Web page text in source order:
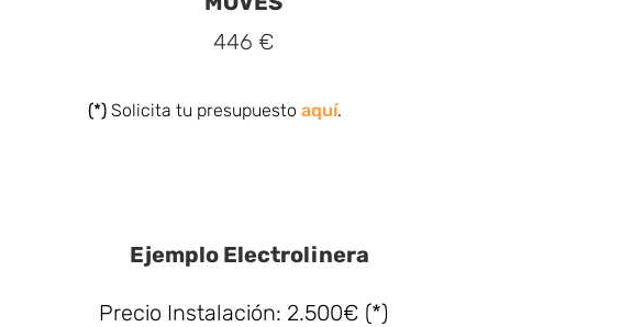
446 €
(*) Solicita tu presupuesto aquí.
Ejemplo Electrolinera
Precio Instalación: 2.500€ (*)